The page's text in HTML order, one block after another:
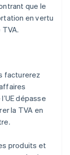
que le
en vertu
facturerez
dépasse
la TVA en
produits et